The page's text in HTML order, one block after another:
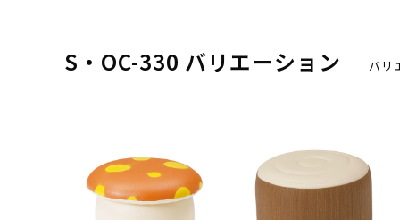
S・OC-330 バリエーション バリ